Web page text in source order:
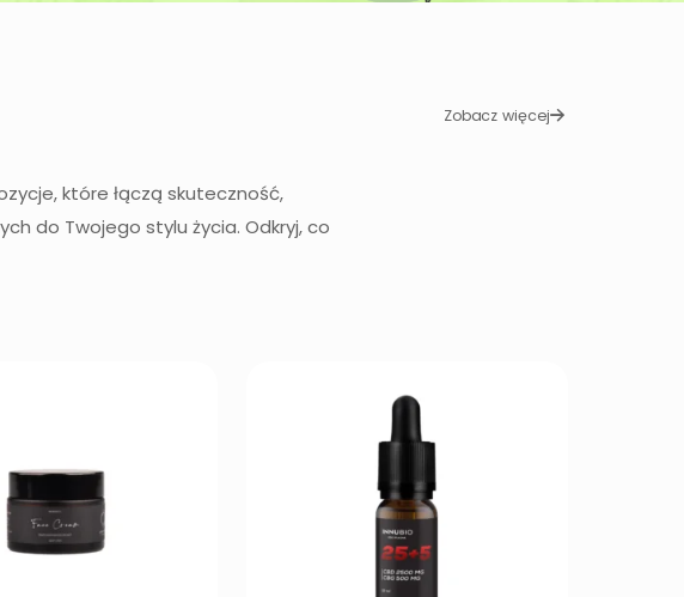
które łączą skuteczność,
do Twojego stylu życia. Odkryj, co
Zobacz więcej